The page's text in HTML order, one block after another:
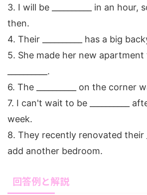
3. I will be __________ in an hour,
then.
4. Their __________ has a big
5. She made her new apartment
__________.
6. The __________ on the corner
7. I can't wait to be __________
week.
8. They recently renovated their
add another bedroom.
回答例と解説